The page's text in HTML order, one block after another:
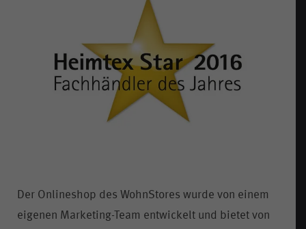
Der Onlineshop des WohnStores wurde von einem
eigenen Marketing-Team entwickelt und bietet von